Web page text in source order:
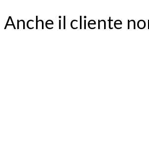
Anche il cliente